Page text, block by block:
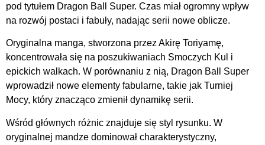
pod tytułem Dragon Ball Super. Czas miał ogromny wpływ
na rozwój postaci i fabuły, nadając serii nowe oblicze.
Oryginalna manga, stworzona przez Akirę Toriyamę,
koncentrowała się na poszukiwaniach Smoczych Kul i
epickich walkach. W porównaniu z nią, Dragon Ball Super
wprowadził nowe elementy fabularne, takie jak Turniej
Mocy, który znacząco zmienił dynamikę serii.
Wśród głównych różnic znajduje się styl rysunku. W
oryginalnej mandze dominował charakterystyczny,